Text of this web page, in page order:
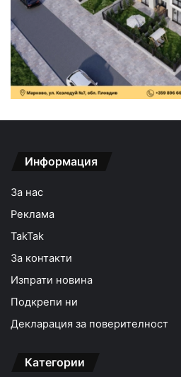
Информация
За нас
Реклама
TakTak
За контакти
Изпрати новина
Подкрепи ни
Декларация за поверителност
Категории